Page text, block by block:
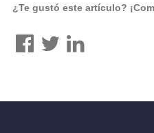
¿Te gustó este artículo?